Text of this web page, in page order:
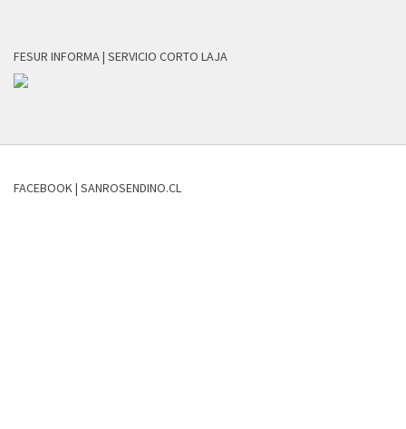
FESUR INFORMA | SERVICIO CORTO LAJA
FACEBOOK | SANROSENDINO.CL